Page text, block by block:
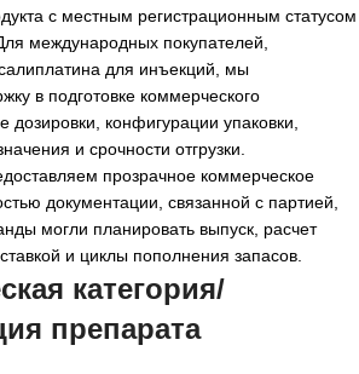
с местным регистрационным статусом
международных покупателей,
для инъекций, мы
в подготовке коммерческого
конфигурации упаковки,
и срочности отгрузки.
прозрачное коммерческое
документации, связанной с партией,
могли планировать выпуск, расчет
и циклы пополнения запасов.
категория/
препарата